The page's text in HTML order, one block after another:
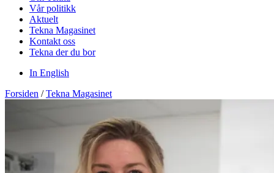
Vår politikk
Aktuelt
Tekna Magasinet
Kontakt oss
Tekna der du bor
In English
Forsiden / Tekna Magasinet